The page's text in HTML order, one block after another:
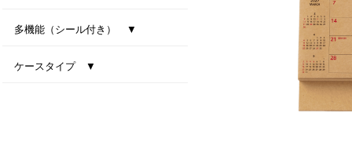
型抜き卓上カレンダー（干支）
MiniMini卓上カレンダー
多機能（シール付き） ▼
ケースタイプ ▼